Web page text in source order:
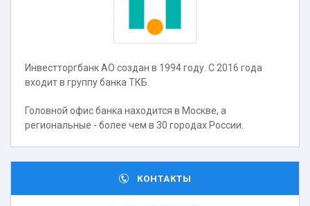
Инвестторгбанк АО создан в 1994 году. С 2016 года
входит в группу банка ТКБ.
Головной офис банка находится в Москве, а
региональные - более чем в 30 городах России.
КОНТАКТЫ